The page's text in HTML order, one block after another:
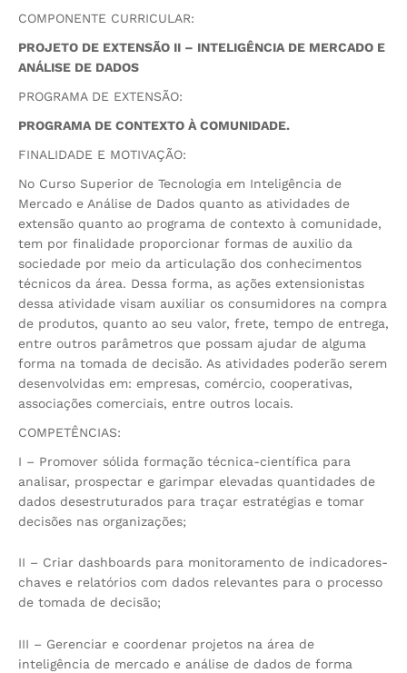
COMPONENTE CURRICULAR:
PROJETO DE EXTENSÃO II – INTELIGÊNCIA DE MERCADO E
ANÁLISE DE DADOS
PROGRAMA DE EXTENSÃO:
PROGRAMA DE CONTEXTO À COMUNIDADE.
FINALIDADE E MOTIVAÇÃO:
No Curso Superior de Tecnologia em Inteligência de
Mercado e Análise de Dados quanto as atividades de
extensão quanto ao programa de contexto à comunidade,
tem por finalidade proporcionar formas de auxilio da
sociedade por meio da articulação dos conhecimentos
técnicos da área. Dessa forma, as ações extensionistas
dessa atividade visam auxiliar os consumidores na compra
de produtos, quanto ao seu valor, frete, tempo de entrega,
entre outros parâmetros que possam ajudar de alguma
forma na tomada de decisão. As atividades poderão serem
desenvolvidas em: empresas, comércio, cooperativas,
associações comerciais, entre outros locais.
COMPETÊNCIAS:
I – Promover sólida formação técnica-científica para
analisar, prospectar e garimpar elevadas quantidades de
dados desestruturados para traçar estratégias e tomar
decisões nas organizações;
II – Criar dashboards para monitoramento de indicadores-
chaves e relatórios com dados relevantes para o processo
de tomada de decisão;
III – Gerenciar e coordenar projetos na área de
inteligência de mercado e análise de dados de forma